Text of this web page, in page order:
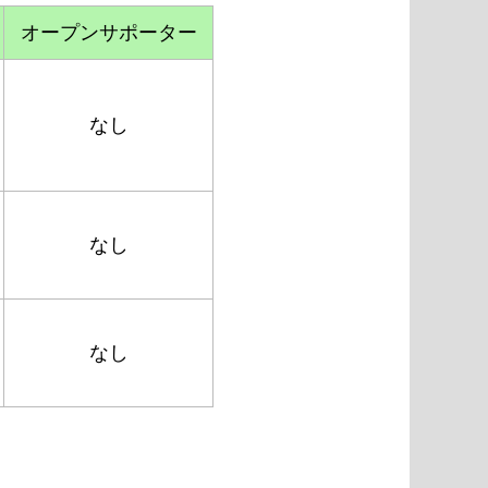
オープンサポーター
なし
なし
なし